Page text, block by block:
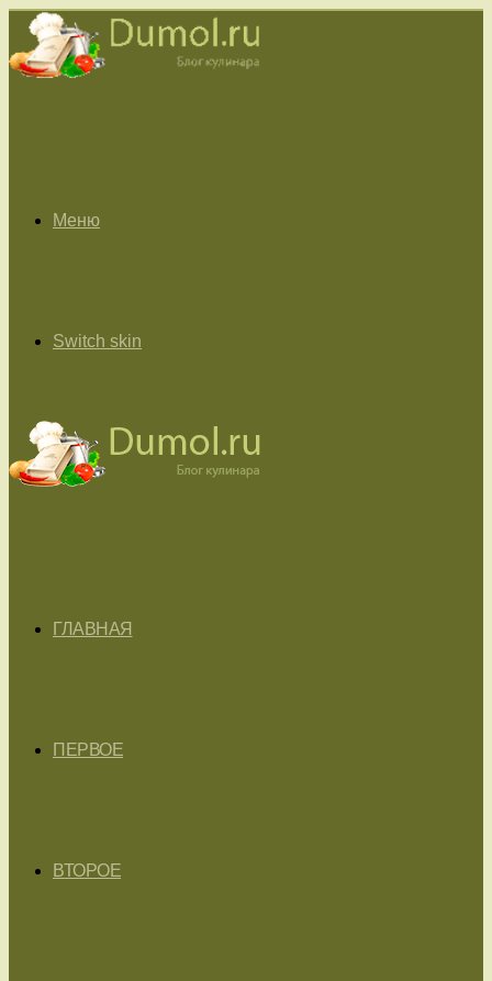
Меню
Switch skin
ГЛАВНАЯ
ПЕРВОЕ
ВТОРОЕ